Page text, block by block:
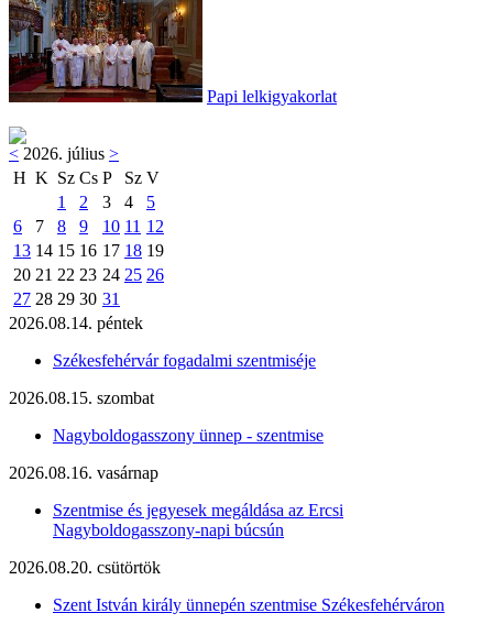
Papi lelkigyakorlat
< 2026. július >
H K Sz Cs P Sz V
1
2 3 4
5
6
7 8 9 10 11 12
13 14 15 16 17 18 19
20 21 22 23 24 25 26
27 28 29 30 31
2026.08.14. péntek
Székesfehérvár fogadalmi szentmiséje
2026.08.15. szombat
Nagyboldogasszony ünnep - szentmise
2026.08.16. vasárnap
Szentmise és jegyesek megáldása az Ercsi
Nagyboldogasszony-napi búcsún
2026.08.20. csütörtök
Szent István király ünnepén szentmise Székesfehérváron